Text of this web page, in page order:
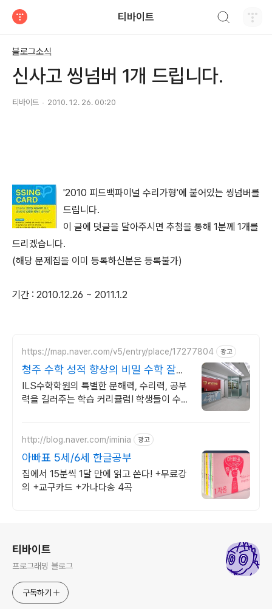
티바이트
블로그소식
신사고 씽넘버 1개 드립니다.
티바이트 2010. 12. 26. 00:20
'2010 피드백파이널 수리가형'에 붙어있는 씽넘버를
드립니다.
이 글에 덧글을 달아주시면 추첨을 통해 1분께 1개를
드리겠습니다.
(해당 문제집을 이미 등록하신분은 등록불가)
기간 : 2010.12.26 ~ 2011.1.2
https://map.naver.com/v5/entry/place/17277804 광고
청주 수학 성적 향상의 비밀 수학 잘하
고 싶다면? 여기로
ILS수학학원의 특별한 문해력, 수리력, 공부
력을 길러주는 학습 커리큘럼! 학생들이 수학
http://blog.naver.com/iminia 광고
아빠표 5세/6세 한글공부
집에서 15분씩 1달 만에 읽고 쓴다! +무료강
의 +교구카드 +가나다송 4곡
티바이트
프로그래밍 블로그
구독하기